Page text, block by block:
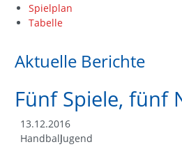
Spielplan
Tabelle
Aktuelle Berichte
Fünf Spiele, fünf
13.12.2016
HandballJugend